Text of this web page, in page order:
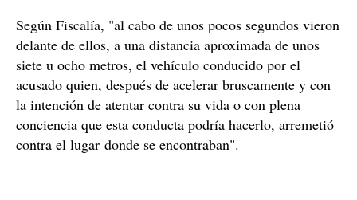
Según Fiscalía, "al cabo de unos pocos segundos vieron
delante de ellos, a una distancia aproximada de unos
siete u ocho metros, el vehículo conducido por el
acusado quien, después de acelerar bruscamente y con
la intención de atentar contra su vida o con plena
conciencia que esta conducta podría hacerlo, arremetió
contra el lugar donde se encontraban".